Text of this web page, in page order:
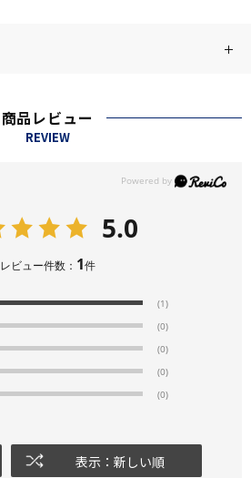
商品レビュー
REVIEW
5.0
レビュー件数： 1件
(1)
(0)
(0)
(0)
(0)
表示：新しい順